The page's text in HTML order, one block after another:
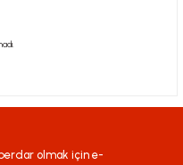
olmak için e-